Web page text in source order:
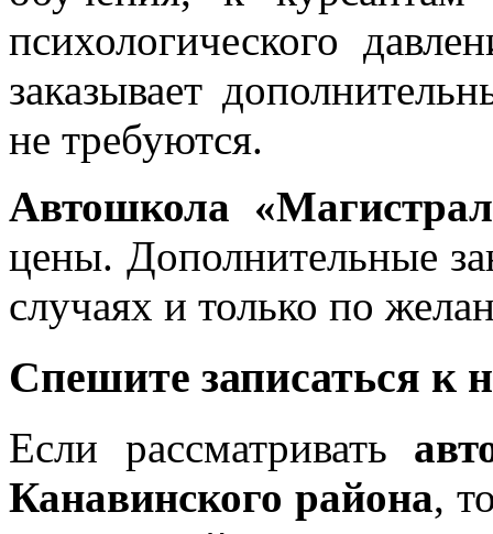
психологического
заказывает
не требуются.
Автошкола
цены. Дополнительные
случаях и только по
Спешите записаться к
Если рассматривать
Канавинского района,